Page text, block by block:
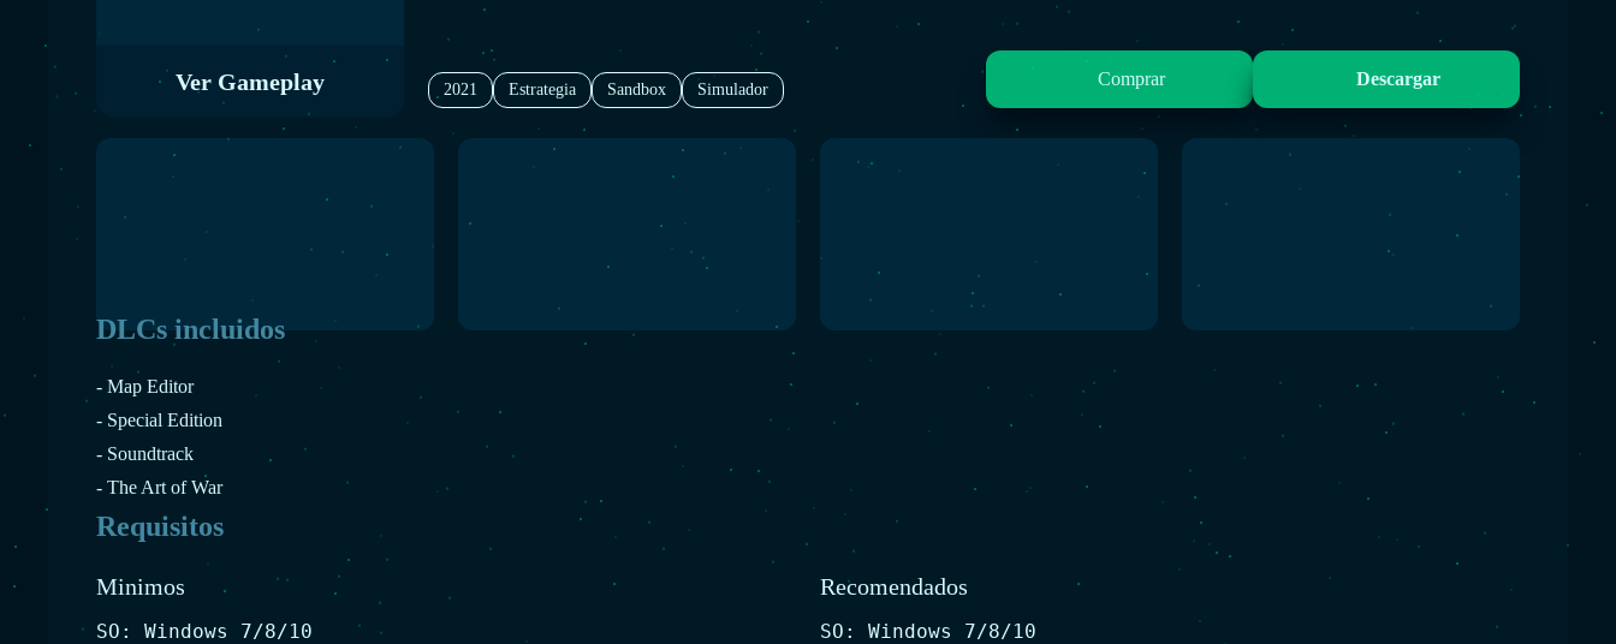
Ver Gameplay
aliándose para crear un ataque de pinza! Cada misión de campaña, partida
escaramuza y batalla multijugador ofrece un nuevo conjunto de warlords a los
que comandar y una forma completamente nueva de jugar Stronghold.
2021
Estrategia Sandbox Simulador
Comprar Descargar
DLCs incluidos
- Map Editor
- Special Edition
- Soundtrack
- The Art of War
Requisitos
Minimos
SO: Windows 7/8/10
Recomendados
SO: Windows 7/8/10